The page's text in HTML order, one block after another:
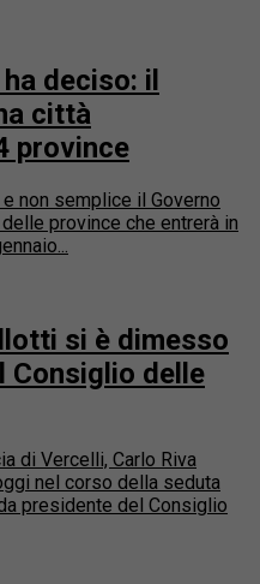
deciso: il
città
province
non semplice il Governo
province che entrerà in
si è dimesso
Consiglio delle
di Vercelli, Carlo Riva
nel corso della seduta
presidente del Consiglio